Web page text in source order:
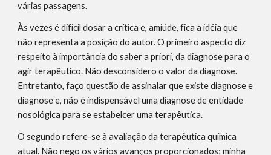
várias passagens.
Às vezes é dificil dosar a crítica e, amiúde, fica a idéia que
não representa a posição do autor. O primeiro aspecto diz
respeito à importância do saber a priori, da diagnose para o
agir terapêutico. Não desconsidero o valor da diagnose.
Entretanto, faço questão de assinalar que existe diagnose e
diagnose e, não é indispensável uma diagnose de entidade
nosológica para se estabelcer uma terapêutica.
O segundo refere-se à avaliação da terapêutica química
atual. Não nego os vários avanços proporcionados; minha